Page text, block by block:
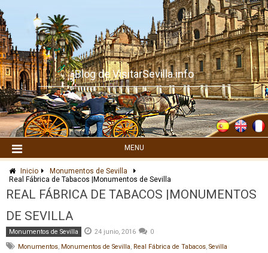
to
content
Blog de VisitarSevilla.info
MENU
Inicio
Monumentos de Sevilla
Real Fábrica de Tabacos |Monumentos de Sevilla
REAL FÁBRICA DE TABACOS |MONUMENTOS
DE SEVILLA
Monumentos de Sevilla 24 junio, 2016
0
Monumentos, Monumentos de Sevilla, Real Fábrica de Tabacos, Sevilla